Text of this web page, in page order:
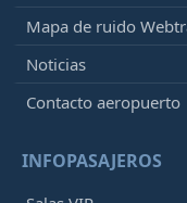
Mapa de ruido
Noticias
Contacto aeropuerto
INFOPASAJEROS